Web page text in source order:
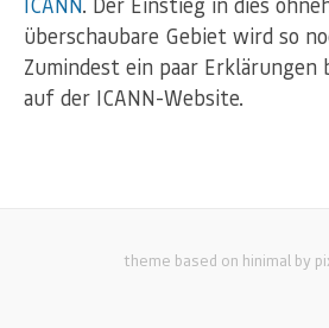
ICANN. Der Einstieg in dies
überschaubare Gebiet wird so
Zumindest ein paar Erklärungen
auf der ICANN-Website.
theme based on hinimal by